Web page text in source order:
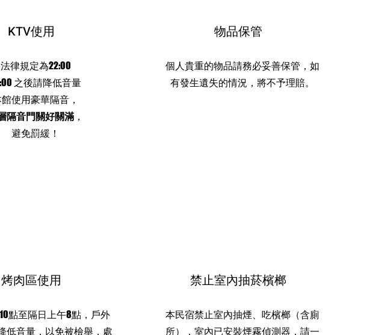
KTV使用
法律規定為22:00
之後請降低音量
使用豪華隔音，
隔音門關好關滿 ，
避免罰緩！
​烤肉區使用
點至隔日上午8點，戶外
低音量，以免被檢舉，處
​物品保管
個人貴重的物品請務必妥善保管，如
有發生遺失的情況，將不予理賠。
​禁止室內抽菸檳榔
本民宿禁止室內抽煙、吃檳榔（含廁
所），室內已安裝煙霧偵測器，請一